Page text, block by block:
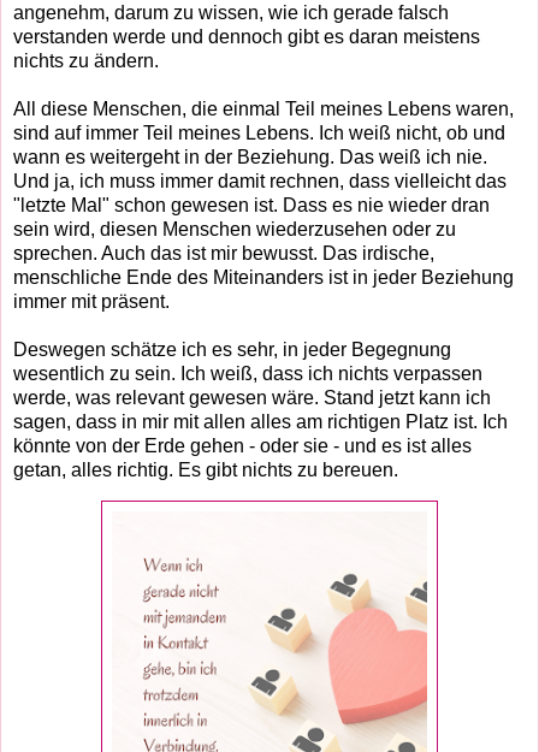
angenehm, darum zu wissen, wie ich gerade falsch
verstanden werde und dennoch gibt es daran meistens
nichts zu ändern.
All diese Menschen, die einmal Teil meines Lebens waren,
sind auf immer Teil meines Lebens. Ich weiß nicht, ob und
wann es weitergeht in der Beziehung. Das weiß ich nie.
Und ja, ich muss immer damit rechnen, dass vielleicht das
"letzte Mal" schon gewesen ist. Dass es nie wieder dran
sein wird, diesen Menschen wiederzusehen oder zu
sprechen. Auch das ist mir bewusst. Das irdische,
menschliche Ende des Miteinanders ist in jeder Beziehung
immer mit präsent.
Deswegen schätze ich es sehr, in jeder Begegnung
wesentlich zu sein. Ich weiß, dass ich nichts verpassen
werde, was relevant gewesen wäre. Stand jetzt kann ich
sagen, dass in mir mit allen alles am richtigen Platz ist. Ich
könnte von der Erde gehen - oder sie - und es ist alles
getan, alles richtig. Es gibt nichts zu bereuen.